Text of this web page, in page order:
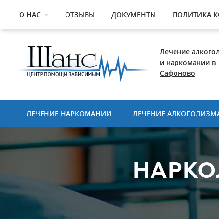
О НАС ОТЗЫВЫ ДОКУМЕНТЫ ПОЛИТИКА
Лечение
и наркомании в
Сафоново
ЛЕЧЕНИЕ НАРКОМАНИИ ЛЕЧЕНИЕ